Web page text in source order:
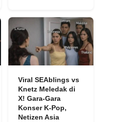
Viral SEAblings vs
Knetz Meledak di
X! Gara-Gara
Konser K-Pop,
Netizen Asia